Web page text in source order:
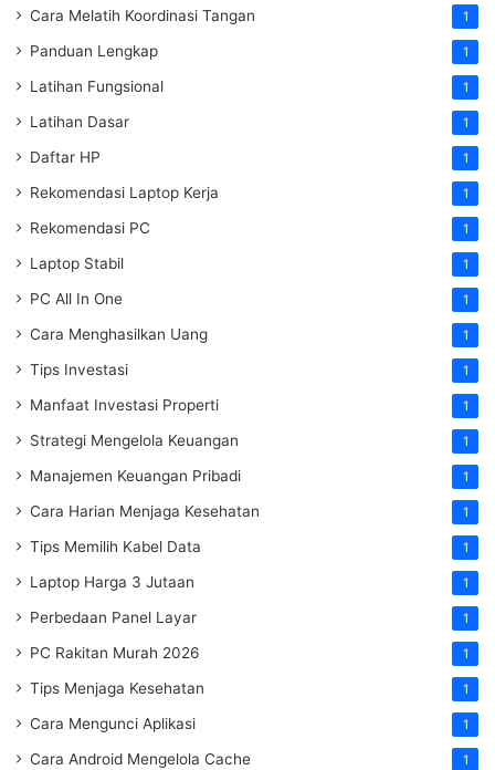
Cara Melatih Koordinasi Tangan 1
Panduan Lengkap 1
Latihan Fungsional 1
Latihan Dasar 1
Daftar HP 1
Rekomendasi Laptop Kerja 1
Rekomendasi PC 1
Laptop Stabil 1
PC All In One 1
Cara Menghasilkan Uang 1
Tips Investasi 1
Manfaat Investasi Properti 1
Strategi Mengelola Keuangan 1
Manajemen Keuangan Pribadi 1
Cara Harian Menjaga Kesehatan 1
Tips Memilih Kabel Data 1
Laptop Harga 3 Jutaan 1
Perbedaan Panel Layar 1
PC Rakitan Murah 2026 1
Tips Menjaga Kesehatan 1
Cara Mengunci Aplikasi 1
Cara Android Mengelola Cache 1